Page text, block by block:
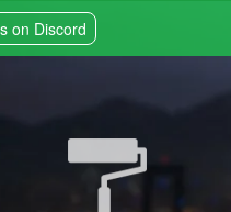
on Discord